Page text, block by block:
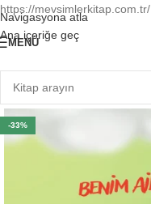
https://mevsimlerkitap.com.tr/
Navigasyona atla
Ana içeriğe geç
MENÜ
-33%